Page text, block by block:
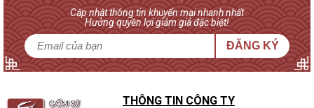
Cập nhật thông tin khuyến mại nhanh nhất
Hưởng quyền lợi giảm giá đặc biệt!
ĐĂNG KÝ
THÔNG TIN CÔNG TY